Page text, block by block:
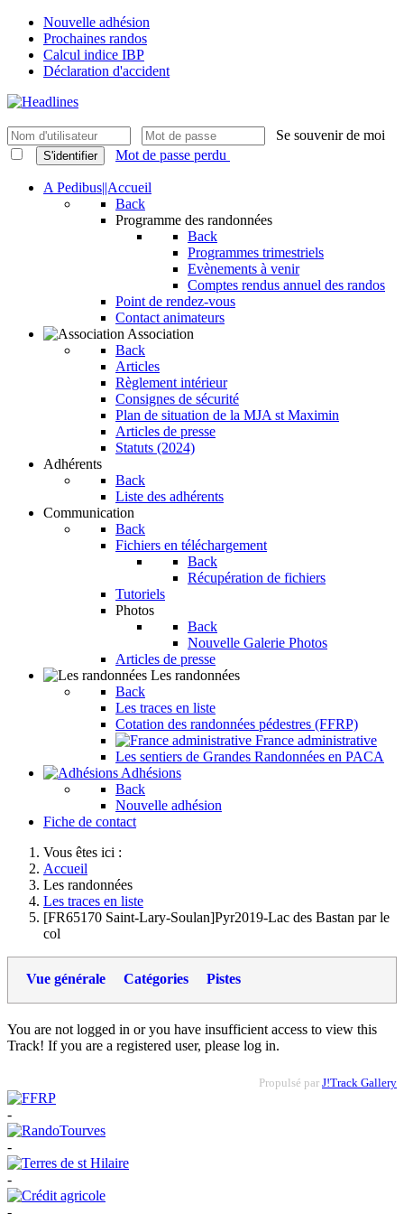
Nouvelle adhésion
Prochaines randos
Calcul indice IBP
Déclaration d'accident
Se souvenir de moi
S'identifier Mot de passe perdu
A Pedibus||Accueil
Back
Programme des randonnées
Back
Programmes trimestriels
Evènements à venir
Comptes rendus annuel des randos
Point de rendez-vous
Contact animateurs
Association
Back
Articles
Règlement intérieur
Consignes de sécurité
Plan de situation de la MJA st Maximin
Articles de presse
Statuts (2024)
Adhérents
Back
Liste des adhérents
Communication
Back
Fichiers en téléchargement
Back
Récupération de fichiers
Tutoriels
Photos
Back
Nouvelle Galerie Photos
Articles de presse
Les randonnées
Back
Les traces en liste
Cotation des randonnées pédestres (FFRP)
France administrative
Les sentiers de Grandes Randonnées en PACA
Adhésions
Back
Nouvelle adhésion
Fiche de contact
Vous êtes ici :
Accueil
Les randonnées
Les traces en liste
[FR65170 Saint-Lary-Soulan]Pyr2019-Lac des Bastan par le
col
Vue générale Catégories Pistes
You are not logged in or you have insufficient access to view this
Track! If you are a registered user, please log in.
Propulsé par J!Track Gallery
-
-
-